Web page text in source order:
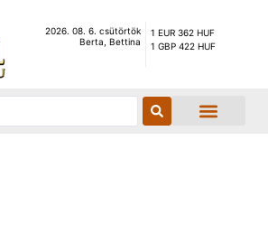
2026. 08. 6. csütörtök
Berta, Bettina
1 EUR 362 HUF
1 GBP 422 HUF